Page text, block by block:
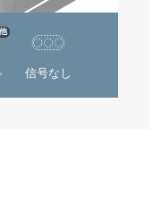
他
信号なし